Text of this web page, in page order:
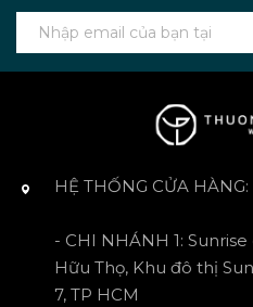
HỆ THỐNG CỬA HÀNG:
- CHI NHÁNH 1:
Hữu Thọ, Khu đô thị
7, TP HCM